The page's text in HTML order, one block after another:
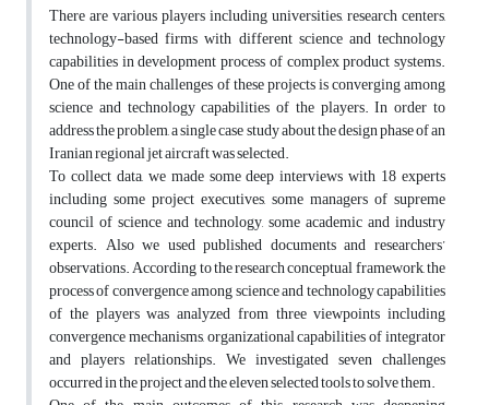
There are various players including universities, research centers,
technology-based firms with different science and technology
capabilities in development process of complex product systems.
One of the main challenges of these projects is converging among
science and technology capabilities of the players. In order to
address the problem, a single case study about the design phase of an
Iranian regional jet aircraft was selected.
To collect data, we made some deep interviews with 18 experts
including some project executives, some managers of supreme
council of science and technology, some academic and industry
experts. Also we used published documents and researchers’
observations. According to the research conceptual framework, the
process of convergence among science and technology capabilities
of the players was analyzed from three viewpoints including
convergence mechanisms, organizational capabilities of integrator
and players relationships. We investigated seven challenges
occurred in the project and the eleven selected tools to solve them.